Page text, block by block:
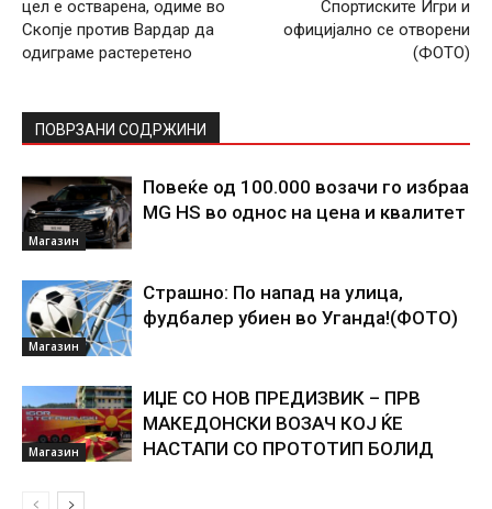
цел е остварена, одиме во
Скопје против Вардар да
одиграме растеретено
Спортиските Игри и
официјално се отворени
(ФОТО)
ПОВРЗАНИ СОДРЖИНИ
Магазин
Повеќе од 100.000 возачи го избраа
MG HS во однос на цена и квалитет
Магазин
Страшно: По напад на улица,
фудбалер убиен во Уганда!(ФОТО)
Магазин
ИЏЕ СО НОВ ПРЕДИЗВИК – ПРВ
МАКЕДОНСКИ ВОЗАЧ КОЈ ЌЕ
НАСТАПИ СО ПРОТОТИП БОЛИД